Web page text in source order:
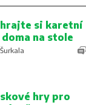
si karetní
na stole
hry pro